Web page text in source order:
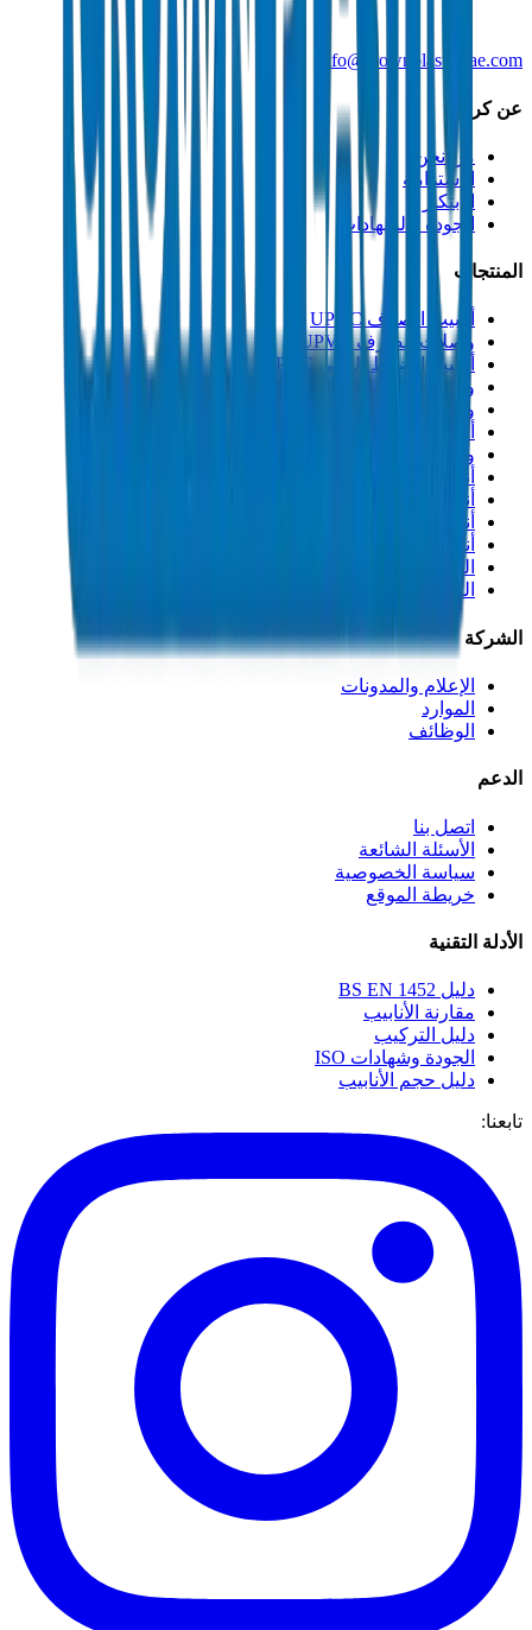
info@crownplasticuae.com
عن كراون
من نحن
الاستدامة
الابتكار
الجودة والشهادات
المنتجات
أنابيب الصرف UPVC
وصلات الصرف UPVC
أنابيب الضغط العالي PVC
وصلات الضغط العالي PVC
وصلات PVC جدول 40
أنابيب مجاري PVC
وصلات مجاري PVC
أنابيب القنوات PVC
أنابيب PP-R
أنابيب HDPE
أنابيب PEX
التصنيعات والإكسسوارات
المذيبات
الشركة
الإعلام والمدونات
الموارد
الوظائف
الدعم
اتصل بنا
الأسئلة الشائعة
سياسة الخصوصية
خريطة الموقع
الأدلة التقنية
دليل BS EN 1452
مقارنة الأنابيب
دليل التركيب
الجودة وشهادات ISO
دليل حجم الأنابيب
تابعنا: